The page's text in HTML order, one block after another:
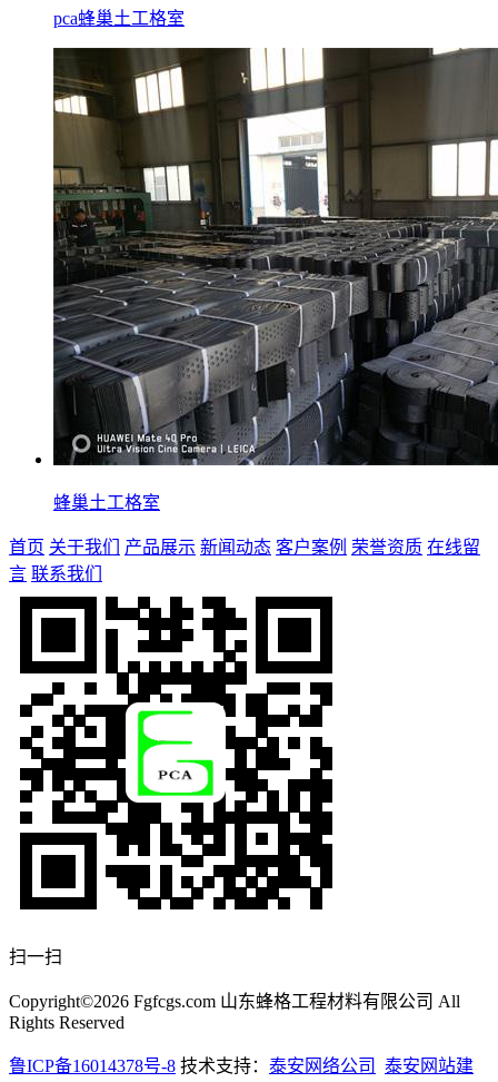
pca蜂巢土工格室
蜂巢土工格室
首页 关于我们 产品展示 新闻动态 客户案例 荣誉资质 在线留
言 联系我们
扫一扫
Copyright©2026 Fgfcgs.com 山东蜂格工程材料有限公司 All
Rights Reserved
鲁ICP备16014378号-8 技术支持： 泰安网络公司
泰安网站建